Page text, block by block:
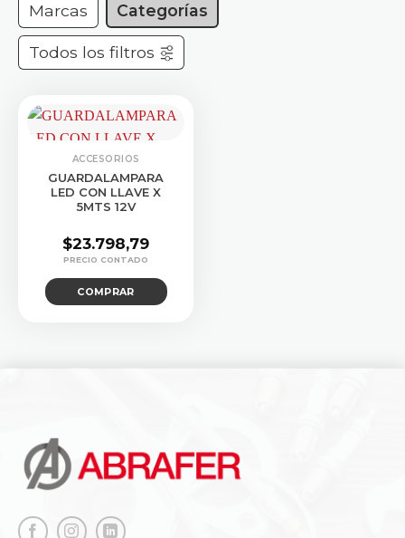
Marcas Categorías
Todos los filtros
ACCESORIOS
GUARDALAMPARA
LED CON LLAVE X
5MTS 12V
$23.798,79
COMPRAR